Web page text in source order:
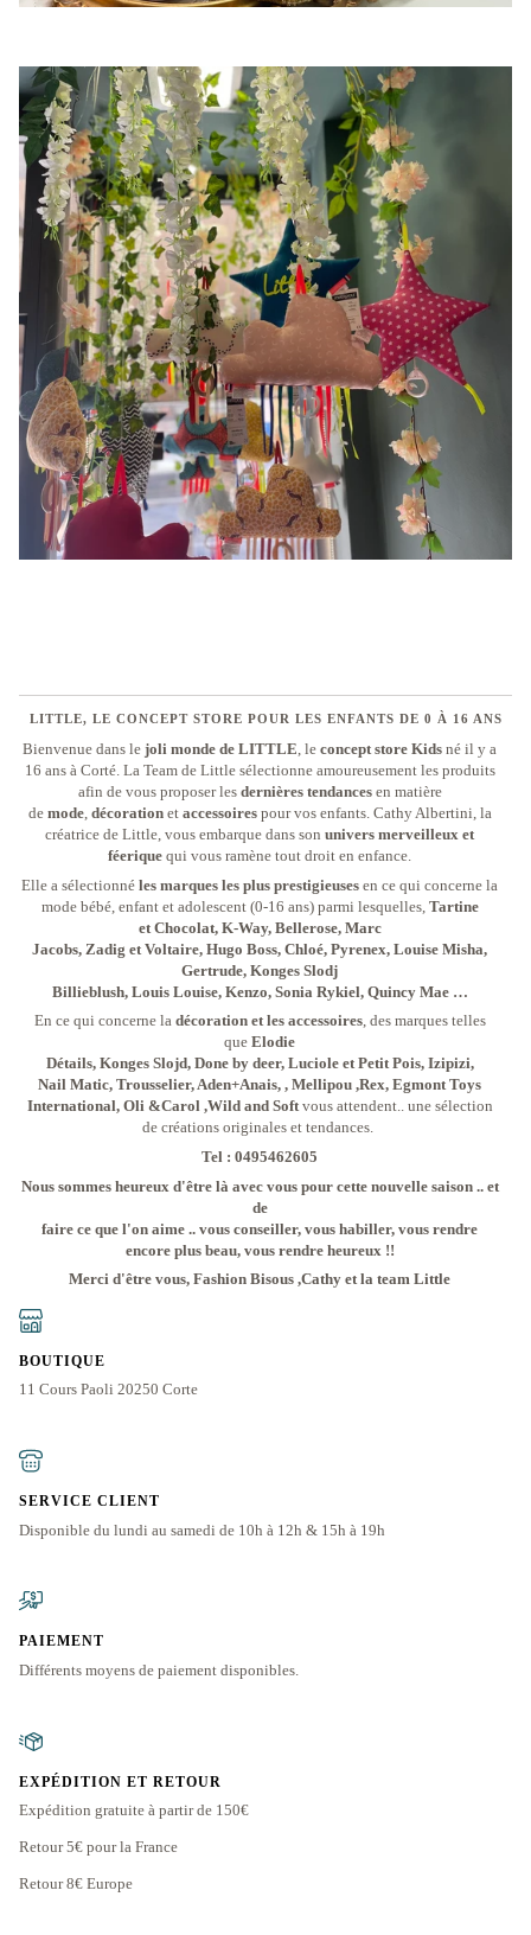
LITTLE, LE CONCEPT STORE POUR LES ENFANTS DE 0 À 16 ANS
Bienvenue dans le joli monde de LITTLE, le concept store Kids né il y a
16 ans à Corté. La Team de Little sélectionne amoureusement les produits
afin de vous proposer les dernières tendances en matière
de mode, décorationet accessoires pour vos enfants. Cathy Albertini, la
créatrice de Little, vous embarque dans son univers merveilleux et
féerique qui vous ramène tout droit en enfance.
Elle a sélectionné les marques les plus prestigieuses en ce qui concerne la
mode bébé, enfant et adolescent (0-16 ans) parmi lesquelles, Tartine
et Chocolat, K-Way, Bellerose, Marc
Jacobs, Zadig et Voltaire, Hugo Boss, Chloé, Pyrenex, Louise Misha,
Gertrude, Konges Slodj
Billieblush, Louis Louise, Kenzo, Sonia Rykiel, Quincy Mae …
En ce qui concerne la décoration et les accessoires, des marques telles
que Elodie
Détails, Konges Slojd, Done by deer, Luciole et Petit Pois, Izipizi,
Nail Matic, Trousselier, Aden+Anais, , Mellipou ,Rex, Egmont Toys
International, Oli &Carol ,Wild and Softvous attendent.. une sélection
de créations originales et tendances.
Tel : 0495462605
Nous sommes heureux d'être là avec vous pour cette nouvelle saison .. et
de
faire ce que l'on aime .. vous conseiller, vous habiller, vous rendre
encore plus beau, vous rendre heureux !!
Merci d'être vous, Fashion Bisous ,Cathy et la team Little
BOUTIQUE
11 Cours Paoli 20250 Corte
SERVICE CLIENT
Disponible du lundi au samedi de 10h à 12h & 15h à 19h
PAIEMENT
Différents moyens de paiement disponibles.
EXPÉDITION ET RETOUR
Expédition gratuite à partir de 150€
Retour 5€ pour la France
Retour 8€ Europe